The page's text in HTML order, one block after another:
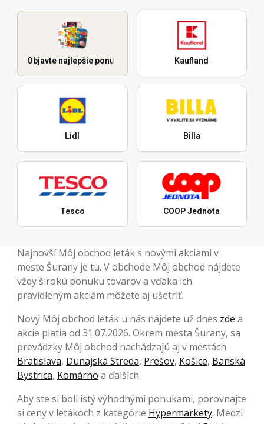
Objavte najlepšie ponuky Kaufland
Lidl Billa
Tesco COOP Jednota
Najnovší Môj obchod leták s novými akciami v
meste Šurany je tu. V obchode Môj obchod nájdete
vždy širokú ponuku tovarov a vďaka ich
pravidleným akciám môžete aj ušetriť.
Nový Môj obchod leták u nás nájdete už dnes zde a
akcie platia od 31.07.2026. Okrem mesta Šurany, sa
prevádzky Môj obchod nachádzajú aj v mestách
Bratislava, Dunajská Streda, Prešov, Košice, Banská
Bystrica, Komárno a ďalších.
Aby ste si boli istý výhodnými ponukami, porovnajte
si ceny v letákoch z kategórie Hypermarkety. Medzi